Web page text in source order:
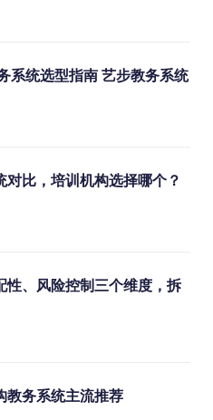
系统选型指南 艺步教务系统
对比，培训机构选择哪个？
性、风险控制三个维度，拆
教务系统主流推荐